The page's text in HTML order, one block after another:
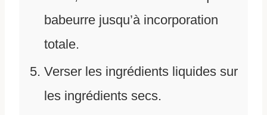
babeurre jusqu’à incorporation
totale.
Verser les ingrédients liquides sur
les ingrédients secs.